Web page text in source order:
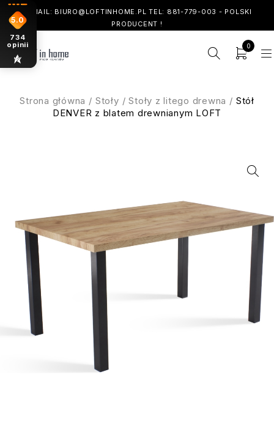
! EMAIL: BIURO@LOFTINHOME.PL TEL: 881-779-003 - POLSKI
PRODUCENT !
0
Strona główna / Stoły / Stoły z litego drewna / Stół
DENVER z blatem drewnianym LOFT
5.0
734
opinii